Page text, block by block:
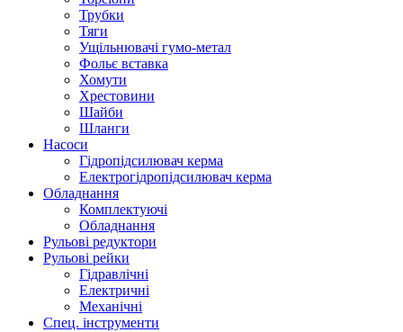
Трубки
Тяги
Ущільнювачі гумо-метал
Фольє вставка
Хомути
Хрестовини
Шайби
Шланги
Насоси
Гідропідсилювач керма
Електрогідропідсилювач керма
Обладнання
Комплектуючі
Обладнання
Рульові редуктори
Рульові рейки
Гідравлічні
Електричні
Механічні
Спец. інструменти